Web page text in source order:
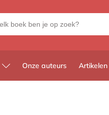
Onze auteurs Artikelen